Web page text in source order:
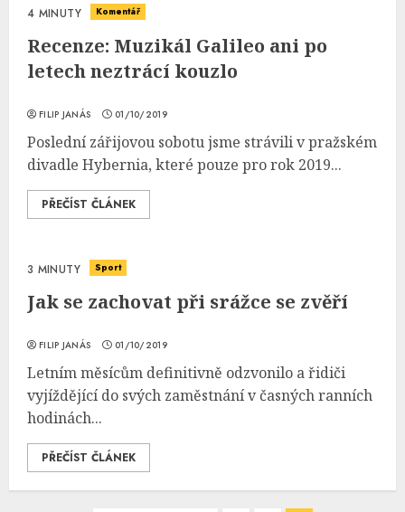
4 MINUTY Komentář
Recenze: Muzikál Galileo ani po
letech neztrácí kouzlo
FILIP JANÁS 01/10/2019
Poslední zářijovou sobotu jsme strávili v pražském
divadle Hybernia, které pouze pro rok 2019...
PŘEČÍST ČLÁNEK
3 MINUTY Sport
Jak se zachovat při srážce se zvěří
FILIP JANÁS 01/10/2019
Letním měsícům definitivně odzvonilo a řidiči
vyjíždějící do svých zaměstnání v časných ranních
hodinách...
PŘEČÍST ČLÁNEK